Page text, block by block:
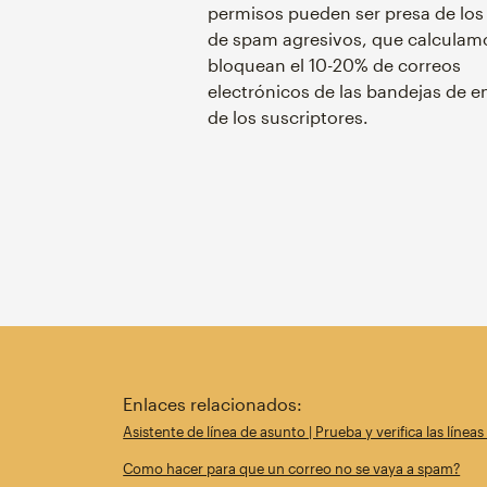
permisos pueden ser presa de
de spam agresivos, que
bloquean el 10-20% de correos
electrónicos de las bandejas de
de los suscriptores.
Enlaces relacionados:
Asistente de línea de asunto | Prueba y verifica las
Como hacer para que un correo no se vaya a spam?